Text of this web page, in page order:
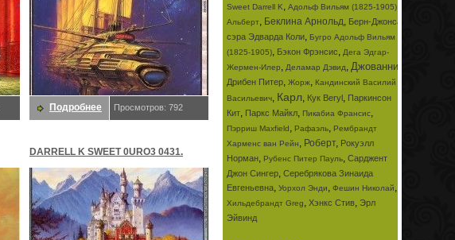
Sweet Darrell K, Адольф Вильям (1825-1905)
Альберт, Беклина Арнольд, Берн-Джонса
сэра Эдварда Коли, Бугро Адольф Вильям
(1825-1905), Бэкон Фрэнсис, Дега Эдгар-
Жермен-Илер, Деламар Дэвид, Джованни
Дрибен Питер, Жорж, Кандинский Василий
Васильевич, Карл, Кук Beryl, Паркинсон
Кит, Паркс Майкл, Пикабиа Франсис,
Пэрриш Maxfield, Рафаэль, Рембрандт
Харменс ван Рейн, Роберт, Рокуэлл
Норман, Рубенс Питер Пауль, Сарджент
Джон Сингер, Серебрякова Зинаида
Евгеньевна, Уорхол Энди, Фешин Николай,
Хильдебрандт Greg, Хэнкс Стив, Эрл
Эйвинд
Подробнее Просмотров: 792
DARRELL K SWEET 0URO3 0431.
Сладкий, Даррелл K